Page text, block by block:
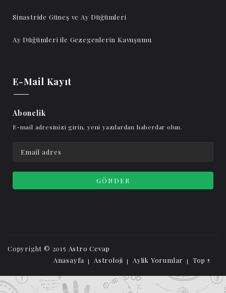
Sinastride Güneş ve Ay Düğümleri
Ay Düğümleri ile Gezegenlerin Kavuşumu
E-Mail Kayıt
Abonelik
E-mail adresinizi girin, yeni yazılardan haberdar olun.
Copyright © 2015 Astro Cevap
Anasayfa
Astroloji Aylik Yorumlar Top ↑